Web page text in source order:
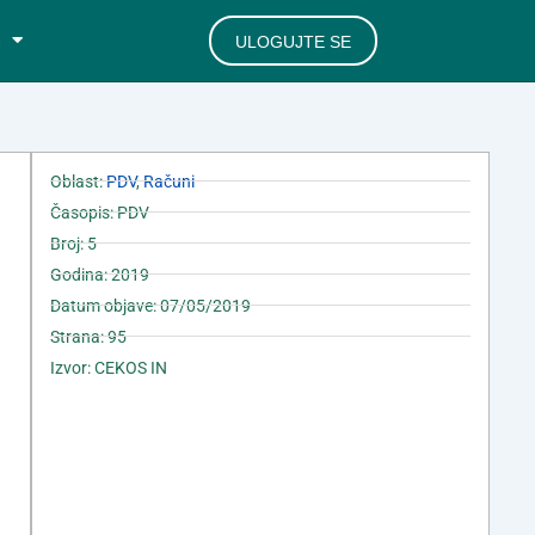
ULOGUJTE SE
Oblast:PDV,Računi
Časopis: PDV
Broj: 5
Godina: 2019
Datum objave: 07/05/2019
Strana: 95
Izvor: CEKOS IN